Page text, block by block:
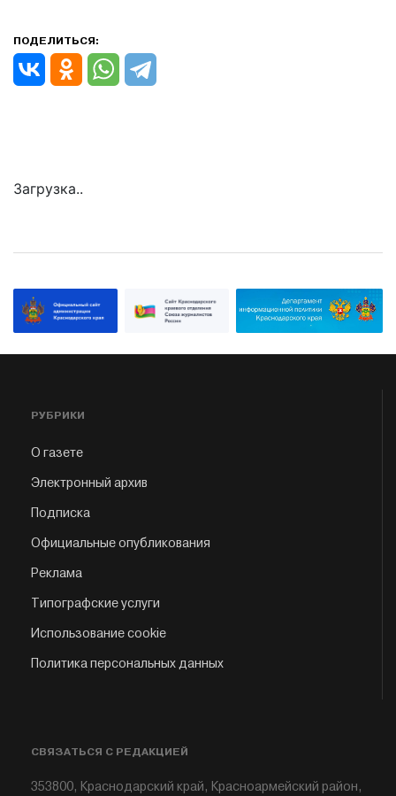
ПОДЕЛИТЬСЯ:
Загрузка..
РУБРИКИ
О газете
Электронный архив
Подписка
Официальные опубликования
Реклама
Типографские услуги
Использование cookie
Политика персональных данных
СВЯЗАТЬСЯ С РЕДАКЦИЕЙ
353800, Краснодарский край, Красноармейский район,